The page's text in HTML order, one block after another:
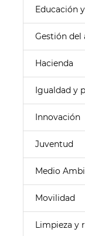
Educación
Gestión del
Hacienda
Igualdad y
Innovación
Juventud
Medio
Movilidad
Limpieza y